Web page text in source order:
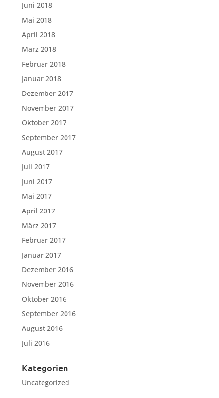
Juni 2018
Mai 2018
April 2018
März 2018
Februar 2018
Januar 2018
Dezember 2017
November 2017
Oktober 2017
September 2017
August 2017
Juli 2017
Juni 2017
Mai 2017
April 2017
März 2017
Februar 2017
Januar 2017
Dezember 2016
November 2016
Oktober 2016
September 2016
August 2016
Juli 2016
Kategorien
Uncategorized